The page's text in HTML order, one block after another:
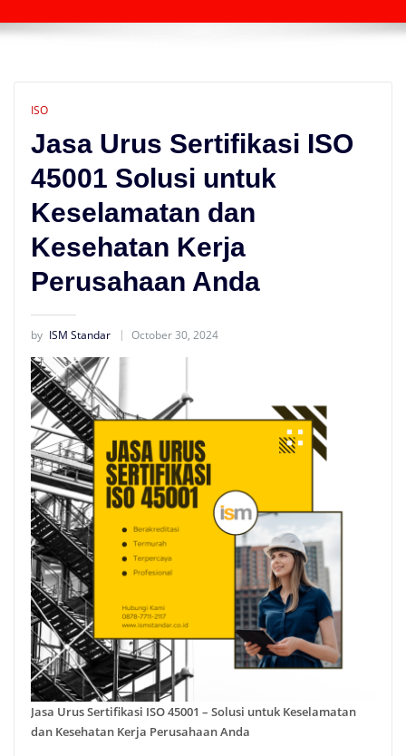
ISO
Jasa Urus Sertifikasi ISO
45001 Solusi untuk
Keselamatan dan
Kesehatan Kerja
Perusahaan Anda
by ISM Standar October 30, 2024
Jasa Urus Sertifikasi ISO 45001 – Solusi untuk Keselamatan
dan Kesehatan Kerja Perusahaan Anda